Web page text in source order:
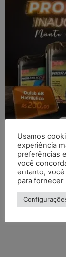
Deixe
O seu
obrigatórios
Usamos
experiência
preferências
você
entanto,
para